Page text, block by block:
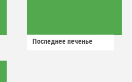
Последнее печенье